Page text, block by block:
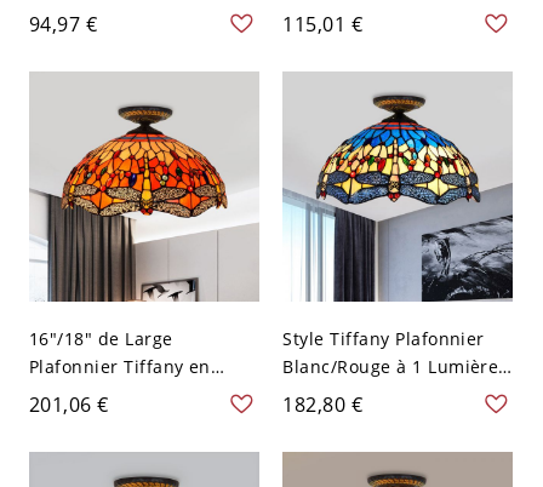
de Fleur en Vitrail
Bleu/Rose vers le Bas
Lampe Encastrée avec
Motif Floral - Rose 110 V-
94,97 €
Métallique avec Abat-Jour
de Bol en Vitrail vers le
Bas Plafonnier 12"/16" de
Large - Laiton 110 V-120 V
115,01 €
16"/18" de Large
Plafonnier Tiffany en
Laiton en Métal à 1 Tête
avec Abat-Jour de
Parapluie en Vitrail Lampe
Encastrée avec Motif de
201,06 €
Style Tiffany Plafonnier
Blanc/Rouge à 1 Lumière
avec Abat-Jour Festonné
en Vitrail Lampe
Encastrée avec Motif de
Libellule - Rouge 110 V-
182,80 €